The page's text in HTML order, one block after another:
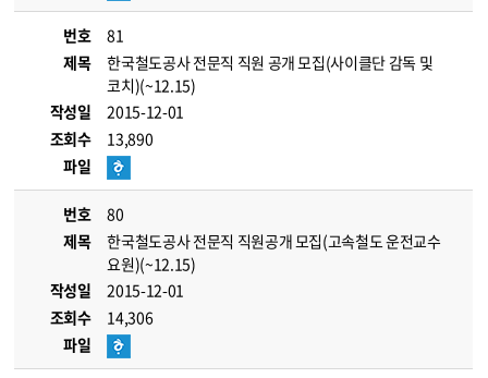
번호
81
제목
한국철도공사 전문직 직원 공개 모집(사이클단 감독 및
코치)(~12.15)
작성일
2015-12-01
조회수
13,890
파일
번호
80
제목
한국철도공사 전문직 직원공개 모집(고속철도 운전교수
요원)(~12.15)
작성일
2015-12-01
조회수
14,306
파일